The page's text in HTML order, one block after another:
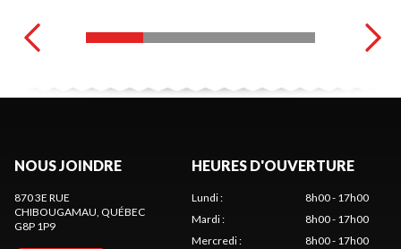
NOUS JOINDRE
870 3E RUE
CHIBOUGAMAU , QUÉBEC
G8P 1P9
HEURES D'OUVERTURE
Lundi:
8h00 - 17h00
Mardi:
8h00 - 17h00
Mercredi:
8h00 - 17h00